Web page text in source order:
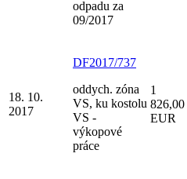
odpadu za
09/2017
18. 10.
2017
DF2017/737
oddych. zóna
VS, ku kostolu
VS -
výkopové
práce
1
826,00
EUR